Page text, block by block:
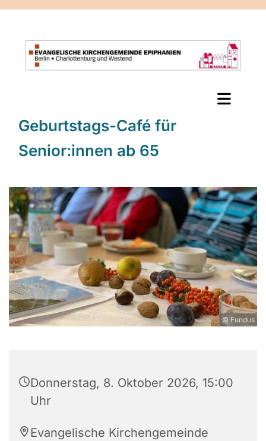
Geburtstags-Café für
Senior:innen ab 65
© Fundus
Donnerstag, 8. Oktober 2026, 15:00
Uhr
Evangelische Kirchengemeinde